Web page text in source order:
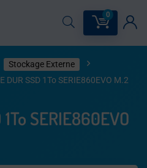
0
Stockage Externe
DUR SSD 1To SERIE860EVO M.2
SERIE860EVO